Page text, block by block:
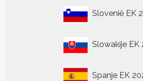
Slovenië EK
Slowakije EK
Spanje EK